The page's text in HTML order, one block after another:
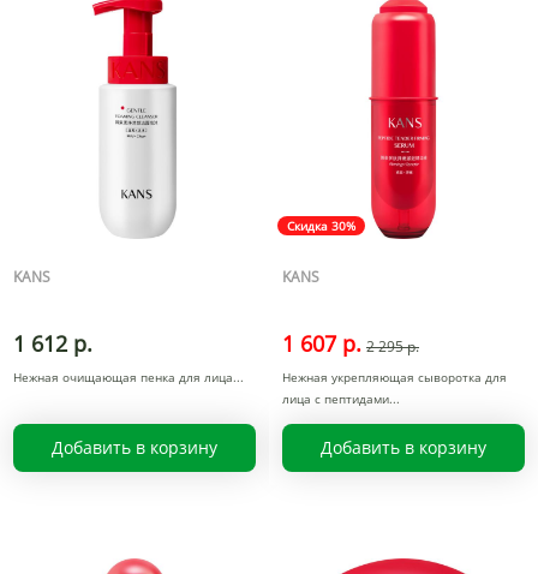
KANS
1 612 р.
Нежная очищающая пенка для лица
Добавить в корзину
Скидка 30%
KANS
1 607 р. 2 295 р.
Нежная укрепляющая сыворотка для
лица с пептидами
Добавить в корзину